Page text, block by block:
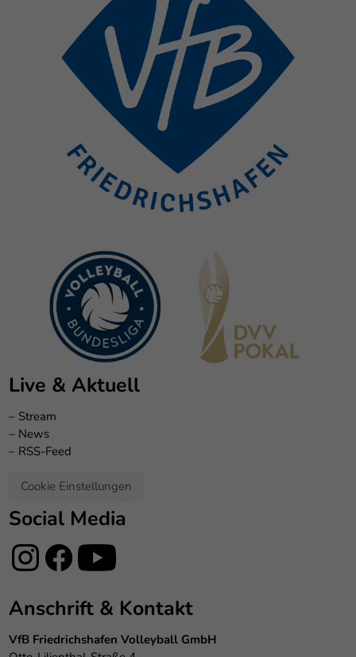
Live & Aktuell
– Stream
– News
– RSS-Feed
Cookie Einstellungen
Social Media
Anschrift & Kontakt
VfB Friedrichshafen Volleyball GmbH